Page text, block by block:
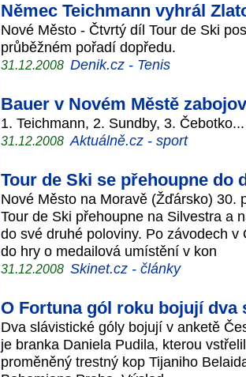
Němec Teichmann vyhrál
Nové Město - Čtvrtý díl Tour de Ski
průběžném pořadí dopředu.
31.12.2008 Denik.cz - Tenis
Bauer v Novém Městě
1. Teichmann, 2. Sundby, 3.
31.12.2008 Aktuálně.cz - sport
Tour de Ski se přehoupne do
Nové Město na Moravě (Žďársko) 30.
Tour de Ski přehoupne na Silvestra a
do své druhé poloviny. Po závodech
do hry o medailová umístění v kon
31.12.2008 Skinet.cz - články
O Fortuna gól roku bojují dva
Dva slávistické góly bojují v anketě
je branka Daniela Pudila, kterou
proměněný trestný kop Tijaniho